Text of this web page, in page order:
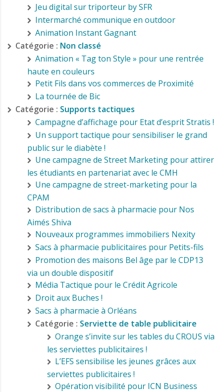
Jeu digital sur triporteur by SFR
Intermarché communique en outdoor
Animation Instant Gagnant
Catégorie : Non classé
Animation « Tag ton Style » pour une rentrée
haute en couleurs
Petit Fils dans vos commerces de Proximité
La tournée de Bic
Catégorie : Supports tactiques
Campagne d’affichage pour Etat d’esprit Stratis !
Un support tactique pour sensibiliser le grand
public sur le diabète !
Une campagne de Street Marketing pour attirer
les étudiants en partenariat avec le CMH
Une campagne de street-marketing pour la
CPAM
Distribution de sacs à pharmacie pour Nos
Aimés Shiva
Nouveaux programmes immobiliers Nexity
Sacs à pharmacie publicitaires pour Petits-fils
Promotion des maisons Bel âge par le CDP13
via un double dispositif
Média Tactique pour le Crédit Agricole
Droit aux Buches !
Sacs à pharmacie à Orléans
Catégorie : Serviette de table publicitaire
Orange s’invite sur les tables du CROUS via
les serviettes publicitaires !
L’EFS sensibilise les jeunes grâces aux
serviettes publicitaires !
Opération visibilité pour ICN Business